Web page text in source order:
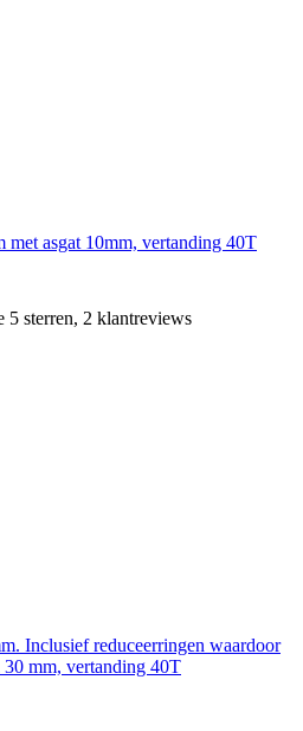
asgat 10mm, vertanding 40T
5 sterren, 2 klantreviews
Inclusief reduceerringen waardoor
30 mm, vertanding 40T